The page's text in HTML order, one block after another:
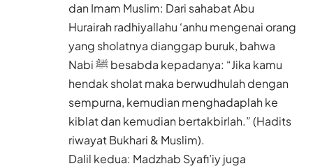
dan Imam Muslim: Dari sahabat Abu
Hurairah radhiyallahu ‘anhu mengenai orang
yang sholatnya dianggap buruk, bahwa
Nabi ﷺ besabda kepadanya: “Jika kamu
hendak sholat maka berwudhulah dengan
sempurna, kemudian menghadaplah ke
kiblat dan kemudian bertakbirlah.” (Hadits
riwayat Bukhari & Muslim).
Dalil kedua: Madzhab Syafi’iy juga